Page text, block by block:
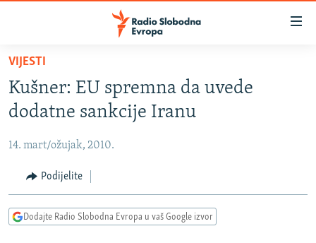
Pređite
glavni
sadržaj
na
navigaciju
Pređite
na
BOSNA I HERCEGOVINA
KOSOVO
CRNA GORA
VIDEO
PODCASTI
VIJESTI
Kušner: EU spremna da uvede
dodatne sankcije Iranu
14. mart/ožujak, 2010.
Podijelite
Dodajte Radio Slobodna Evropa u vaš Google izvor